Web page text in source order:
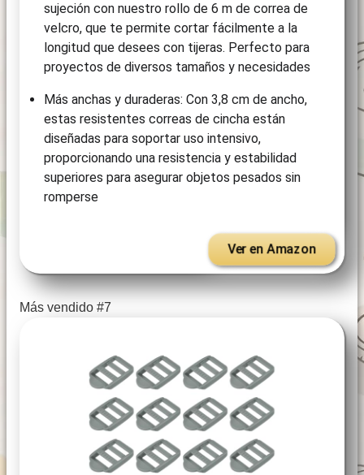
sujeción con nuestro rollo de 6 m de correa de
velcro, que te permite cortar fácilmente a la
longitud que desees con tijeras. Perfecto para
proyectos de diversos tamaños y necesidades
Más anchas y duraderas: Con 3,8 cm de ancho,
estas resistentes correas de cincha están
diseñadas para soportar uso intensivo,
proporcionando una resistencia y estabilidad
superiores para asegurar objetos pesados ​​sin
romperse
Ver en Amazon
Más vendido #7